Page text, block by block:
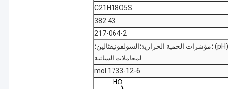
C21H18O5S
382.43
217-064-2
المواد العضوية؛الكيمياء التحليلية؛المؤشر (pH) ؛مؤشرات الحمية الحرارية؛السولفونيفثالين؛
المعاملات السائبة
1733-12-6.mol